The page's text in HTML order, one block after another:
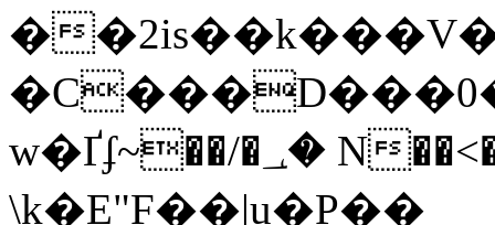
�
w�Ґʄ~��/�؀� N��<���'�֖vp�ӱq�!�
\k�E"F��|u�P��